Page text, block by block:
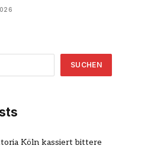
SUCHEN
Köln kassiert bittere